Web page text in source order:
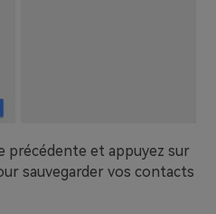
précédente et appuyez sur
sauvegarder vos contacts